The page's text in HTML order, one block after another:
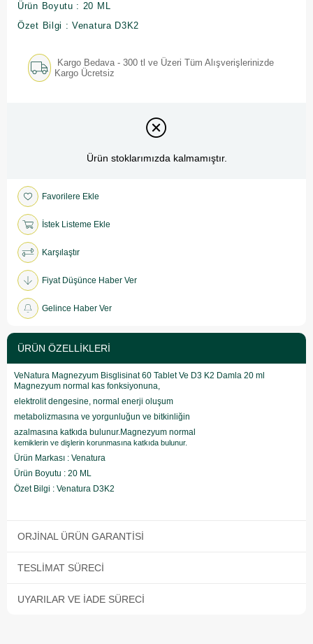
Ürün Boyutu : 20 ML
Özet Bilgi : Venatura D3K2
Kargo Bedava - 300 tl ve Üzeri Tüm Alışverişlerinizde
Kargo Ücretsiz
Ürün stoklarımızda kalmamıştır.
Favorilere Ekle
İstek Listeme Ekle
Karşılaştır
Fiyat Düşünce Haber Ver
Gelince Haber Ver
ÜRÜN ÖZELLIKLERI
VeNatura Magnezyum Bisglisinat 60 Tablet Ve D3 K2 Damla 20 ml
Magnezyum normal kas fonksiyonuna,
elektrolit dengesine, normal enerji oluşum
metabolizmasına ve yorgunluğun ve bitkinliğin
azalmasına katkıda bulunur.Magnezyum normal
kemiklerin ve dişlerin korunmasına katkıda bulunur.
Ürün Markası : Venatura
Ürün Boyutu : 20 ML
Özet Bilgi : Venatura D3K2
ORJINAL ÜRÜN GARANTISI
TESLIMAT SÜRECI
UYARILAR VE İADE SÜRECI